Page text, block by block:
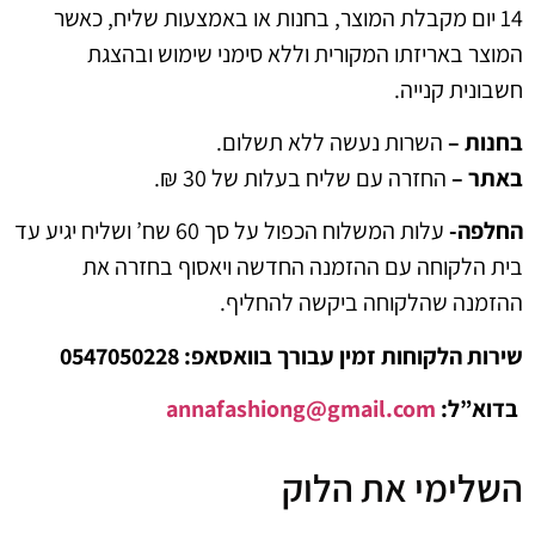
מקבלת המוצר, בחנות או באמצעות שליח, כאשר
באריזתו המקורית וללא סימני שימוש ובהצגת
קנייה.
–השרות נעשה ללא תשלום.
–החזרה עם שליח בעלות של 30 ₪.
עלות המשלוח הכפול על סך 60 שח’ ושליח יגיע עד
עם ההזמנה החדשה ויאסוף בחזרה את
שהלקוחה ביקשה להחליף.
זמין עבורך בוואסאפ: 0547050228
annafashiong@gmail.com
את הלוק